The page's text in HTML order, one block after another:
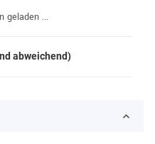
geladen ...
abweichend)